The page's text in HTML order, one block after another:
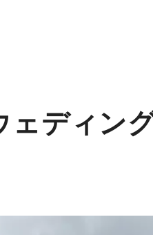
ェディン